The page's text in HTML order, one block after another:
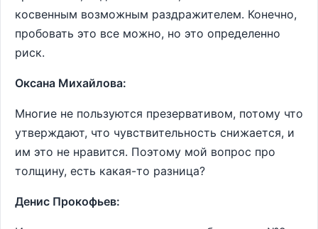
косвенным возможным раздражителем. Конечно,
пробовать это все можно, но это определенно
риск.
Оксана Михайлова:
Многие не пользуются презервативом, потому что
утверждают, что чувствительность снижается, и
им это не нравится. Поэтому мой вопрос про
толщину, есть какая-то разница?
Денис Прокофьев: